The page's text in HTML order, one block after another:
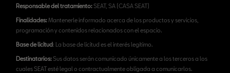
Responsable del tratamiento:SEAT, SA (CASA SEAT)
Finalidades:Mantenerle informado acerca de los productos y servicios,
programación y contenidos relacionados con el espacio.
Base de licitud: La base de licitud es el interés legítimo.
Destinatarios:Sus datos serán comunicado únicamente a los terceros a los
cuales SEAT esté legal o contractualmente obligada a comunicarlos.